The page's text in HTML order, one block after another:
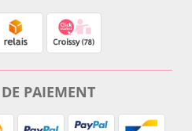
PAIEMENT